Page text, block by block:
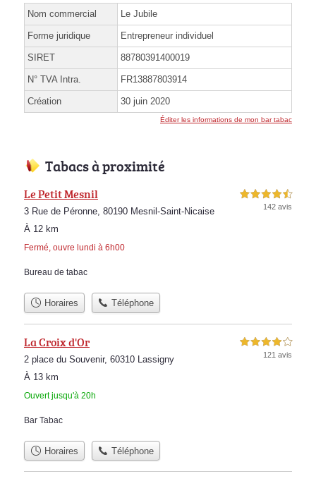
Nom commercial Le Jubile
Forme juridique Entrepreneur individuel
SIRET 88780391400019
N° TVA Intra. FR13887803914
Création 30 juin 2020
Éditer les informations de mon bar tabac
Tabacs à proximité
Le Petit Mesnil
3 Rue de Péronne, 80190 Mesnil-Saint-Nicaise
À 12 km
Fermé, ouvre lundi à 6h00
4,5 étoiles sur 5
142 avis
Bureau de tabac
Horaires Téléphone
La Croix d'Or
2 place du Souvenir, 60310 Lassigny
À 13 km
Ouvert jusqu'à 20h
4,0 étoiles sur 5
121 avis
Bar Tabac
Horaires Téléphone